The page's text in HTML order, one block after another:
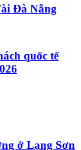
Đà Nẵng
quốc tế
ở Lạng Sơn